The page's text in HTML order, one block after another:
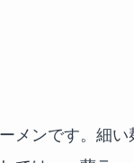
メンです。細